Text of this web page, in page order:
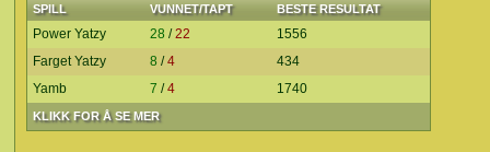
SPILL VUNNET/TAPT BESTE RESULTAT
KLIKK FOR Å SE MER
Power Yatzy 28 /22
1556
Farget Yatzy
8 /4
434
Yamb
7 /4 1740